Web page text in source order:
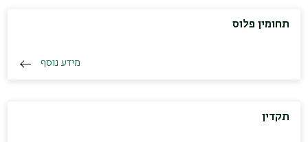
תחומין פלוס
מידע נוסף
תקדין